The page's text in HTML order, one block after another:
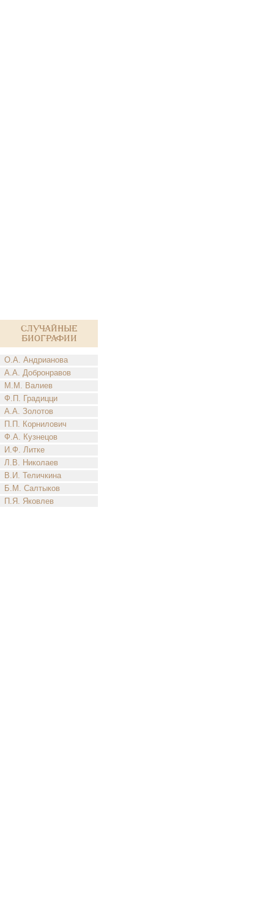
Случайные
биографии
О.А. Андрианова
А.А. Добронравов
М.М. Валиев
Ф.П. Градицци
А.А. Золотов
П.П. Корнилович
Ф.А. Кузнецов
И.Ф. Литке
Л.В. Николаев
В.И. Теличкина
Б.М. Салтыков
П.Я. Яковлев